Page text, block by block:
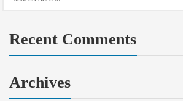
Search
Recent Comments
Archives